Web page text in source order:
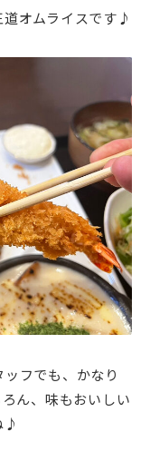
オムライスです♪
フでも、かなり
ん、味もおいしい
♪